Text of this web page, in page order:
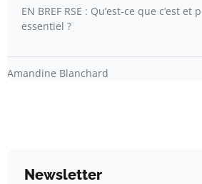
EN BREF RSE : Qu’est-ce que c’est
essentiel ?
Amandine Blanchard
Newsletter